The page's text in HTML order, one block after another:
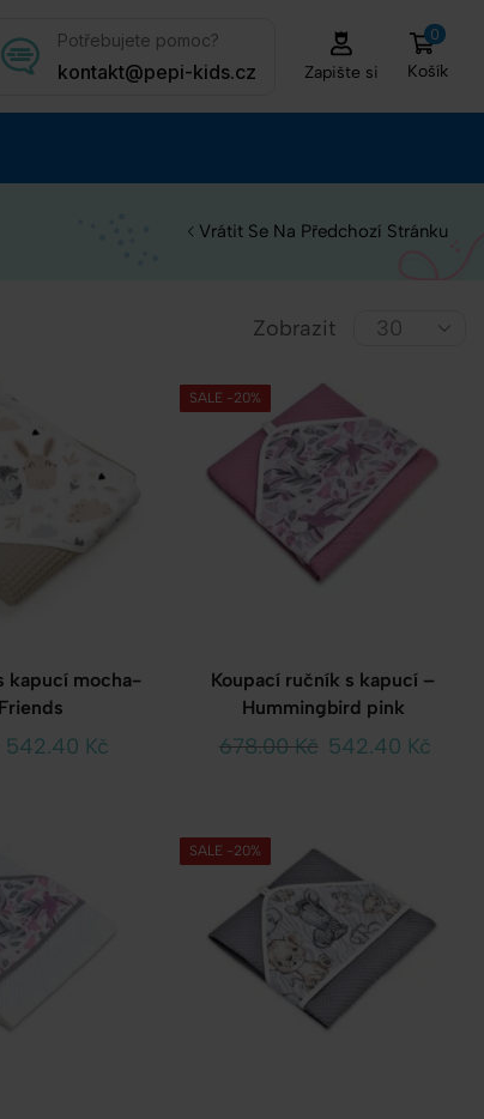
Potřebujete pomoc?
kontakt@pepi-kids.cz Zapište si
0
Košík
Vrátit Se Na Předchozí Stránku
Zobrazit
kapucí mocha-
542.40 Kč
SALE -20%
Koupací ručník s kapucí –
Hummingbird pink
678.00Kč 542.40 Kč
SALE -20%